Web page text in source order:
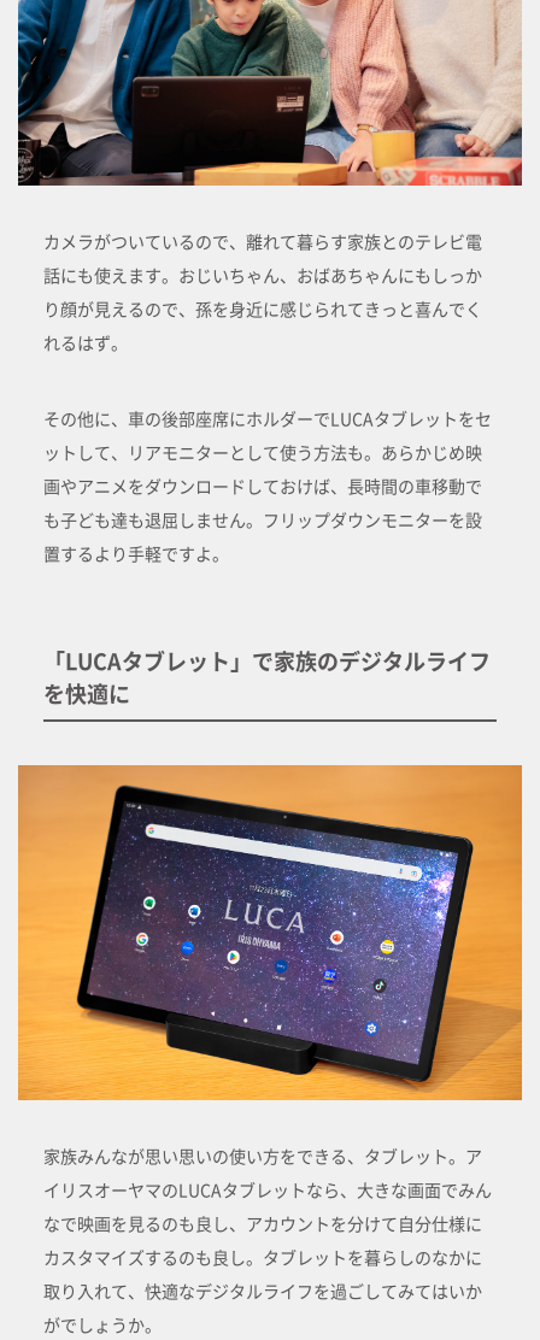
カメラがついているので、離れて暮らす家族とのテレビ電
話にも使えます。おじいちゃん、おばあちゃんにもしっか
り顔が見えるので、孫を身近に感じられてきっと喜んでく
れるはず。
その他に、車の後部座席にホルダーでLUCAタブレットをセ
ットして、リアモニターとして使う方法も。あらかじめ映
画やアニメをダウンロードしておけば、長時間の車移動で
も子ども達も退屈しません。フリップダウンモニターを設
置するより手軽ですよ。
「LUCAタブレット」で家族のデジタルライフ
を快適に
家族みんなが思い思いの使い方をできる、タブレット。ア
イリスオーヤマのLUCAタブレットなら、大きな画面でみん
なで映画を見るのも良し、アカウントを分けて自分仕様に
カスタマイズするのも良し。タブレットを暮らしのなかに
取り入れて、快適なデジタルライフを過ごしてみてはいか
がでしょうか。